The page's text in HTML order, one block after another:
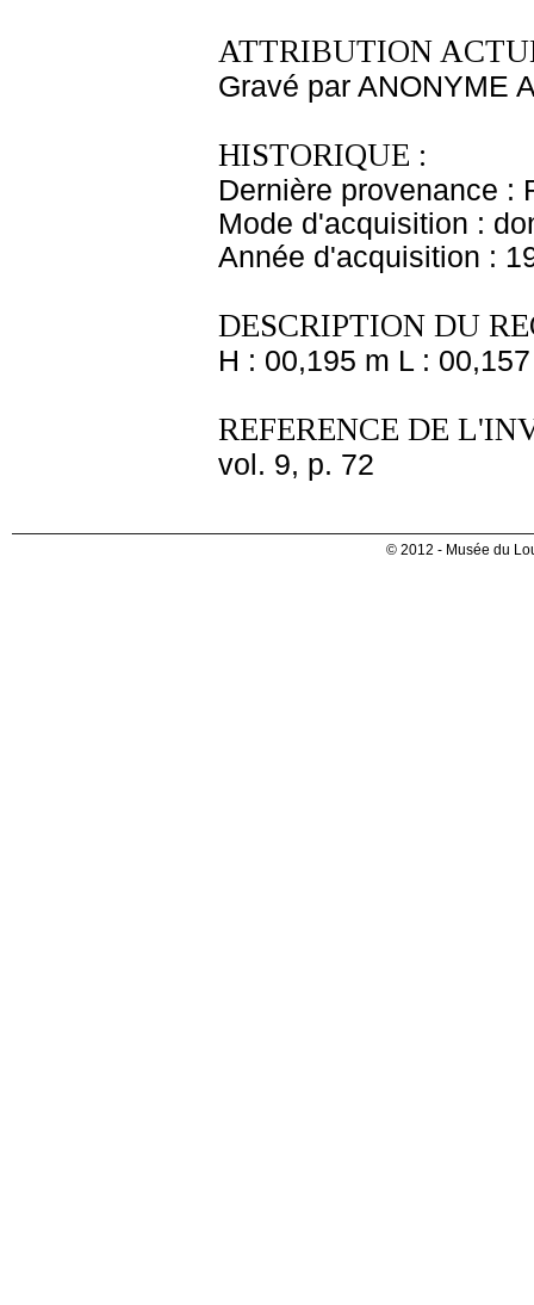
ATTRIBUTION
Gravé par ANONYME
HISTORIQUE :
Dernière provenance :
Mode d'acquisition :
Année d'acquisition :
DESCRIPTION DU
H : 00,195 m L :
REFERENCE DE
vol. 9, p. 72
© 2012 - Musée du